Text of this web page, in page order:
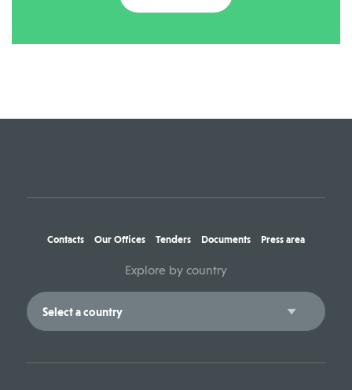
Contacts Our Offices Tenders Documents Press area
Explore by country